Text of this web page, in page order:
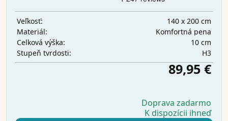
Veľkosť:
140 x 200 cm
Materiál:
Komfortná pena
Celková výška:
10 cm
Stupeň tvrdosti:
H3
89,95 €
Doprava zadarmo
K dispozícii ihneď